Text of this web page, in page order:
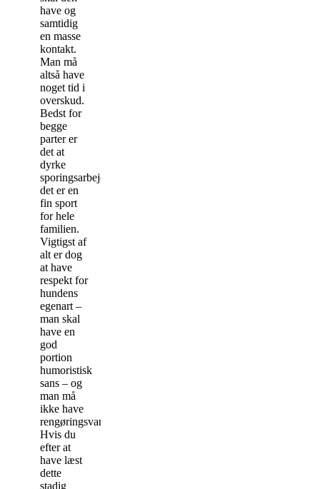
have og
samtidig
en masse
kontakt.
Man må
altså have
noget tid i
overskud.
Bedst for
begge
parter er
det at
dyrke
sporingsarbejdet,
det er en
fin sport
for hele
familien.
Vigtigst af
alt er dog
at have
respekt for
hundens
egenart –
man skal
have en
god
portion
humoristisk
sans – og
man må
ikke have
rengøringsvanvid!
Hvis du
efter at
have læst
dette
stadig